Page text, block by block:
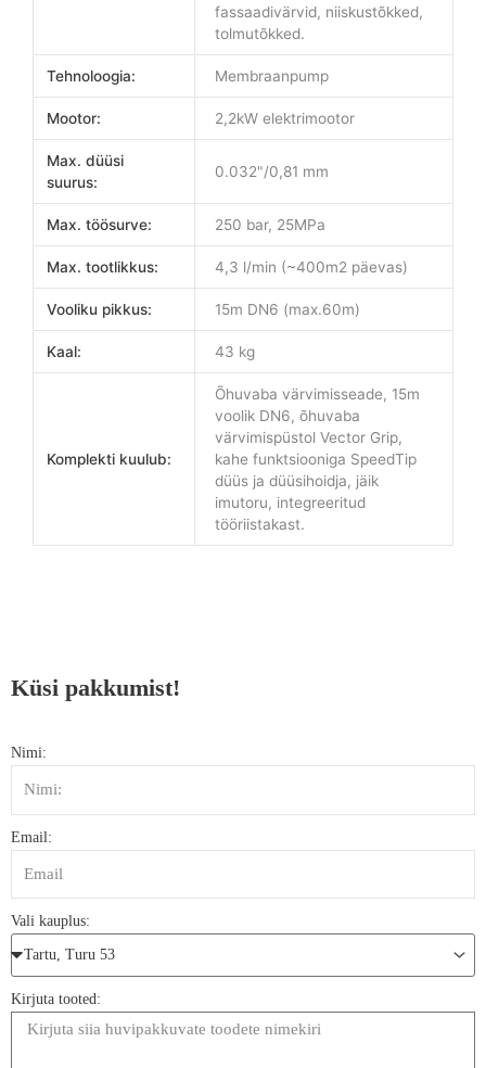
fassaadivärvid, niiskustõkked,
tolmutõkked.
Tehnoloogia: Membraanpump
Mootor: 2,2kW elektrimootor
Max. düüsi
suurus:
0.032"/0,81 mm
Max. töösurve: 250 bar, 25MPa
Max. tootlikkus: 4,3 l/min (~400m2 päevas)
Vooliku pikkus: 15m DN6 (max.60m)
Kaal: 43 kg
Komplekti kuulub:
Õhuvaba värvimisseade, 15m
voolik DN6, õhuvaba
värvimispüstol Vector Grip,
kahe funktsiooniga SpeedTip
düüs ja düüsihoidja, jäik
imutoru, integreeritud
tööriistakast.
Küsi pakkumist!
Nimi:
Email:
Vali kauplus:
Kirjuta tooted: